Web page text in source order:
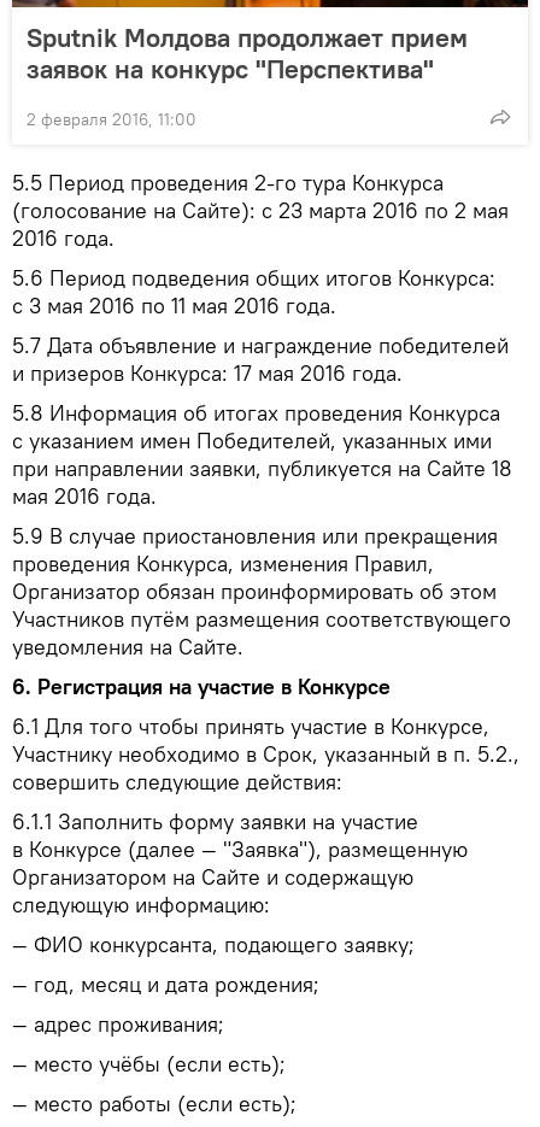
Sputnik Молдова продолжает прием
заявок на конкурс "Перспектива"
2 февраля 2016, 11:00
5.5 Период проведения 2-го тура Конкурса
(голосование на Сайте): с 23 марта 2016 по 2 мая
2016 года.
5.6 Период подведения общих итогов Конкурса:
с 3 мая 2016 по 11 мая 2016 года.
5.7 Дата объявление и награждение победителей
и призеров Конкурса: 17 мая 2016 года.
5.8 Информация об итогах проведения Конкурса
с указанием имен Победителей, указанных ими
при направлении заявки, публикуется на Сайте 18
мая 2016 года.
5.9 В случае приостановления или прекращения
проведения Конкурса, изменения Правил,
Организатор обязан проинформировать об этом
Участников путём размещения соответствующего
уведомления на Сайте.
6. Регистрация на участие в Конкурсе
6.1 Для того чтобы принять участие в Конкурсе,
Участнику необходимо в Срок, указанный в п. 5.2.,
совершить следующие действия:
6.1.1 Заполнить форму заявки на участие
в Конкурсе (далее — "Заявка"), размещенную
Организатором на Сайте и содержащую
следующую информацию:
— ФИО конкурсанта, подающего заявку;
— год, месяц и дата рождения;
— адрес проживания;
— место учёбы (если есть);
— место работы (если есть);